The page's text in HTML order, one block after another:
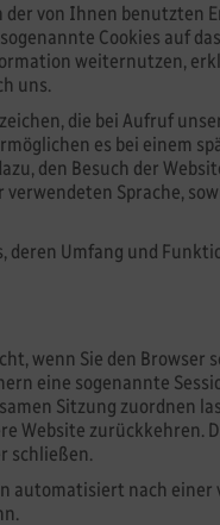
von Ihnen benutzten
Cookies auf
weiternutzen,
uns.
die bei Aufruf
es bei einem
den Besuch der
Sprache,
deren Umfang und
wenn Sie den Browser
eine sogenannte
Sitzung zuordnen
Website zurückkehren.
schließen.
automatisiert nach einer